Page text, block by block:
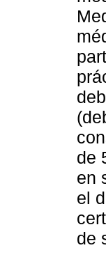
de
en
el
de